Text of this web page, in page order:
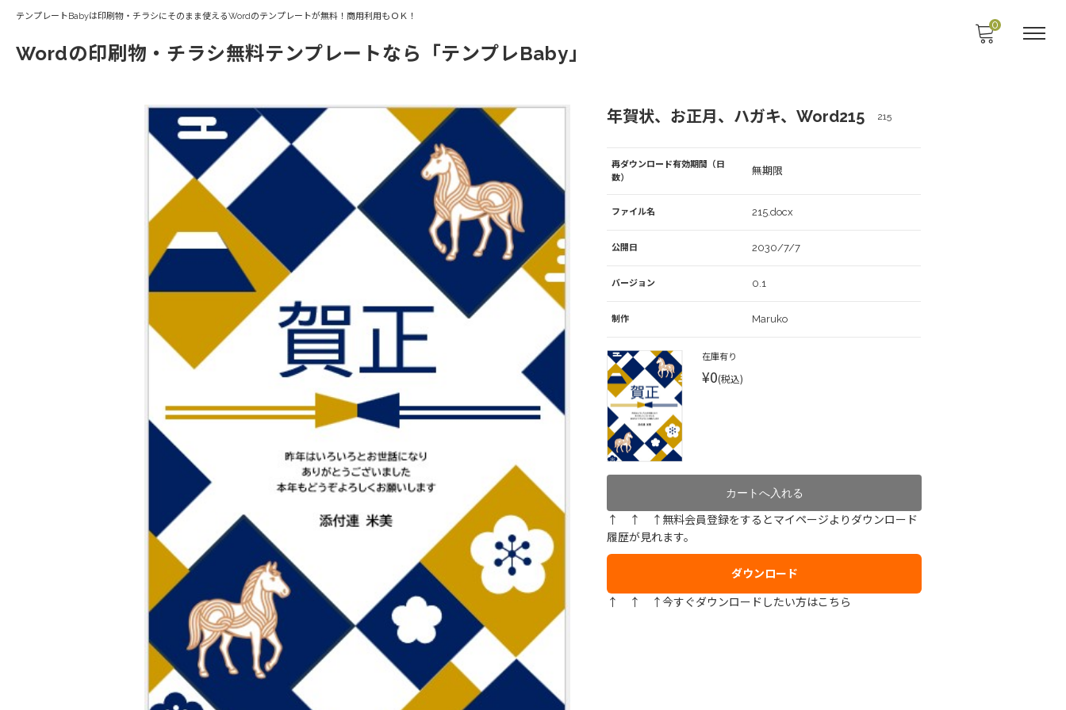
テンプレートBabyは印刷物・チラシにそのまま使えるWordのテンプレートが無料！商用利用もＯＫ！
Wordの印刷物・チラシ無料テンプレートなら「テンプレBaby」
0
年賀状、お正月、ハガキ、Word215 215
再ダウンロード有効期間（日
数）
無期限
ファイル名 215.docx
公開日 2030/7/7
バージョン 0.1
制作 Maruko
在庫有り
¥0(税込)
↑ ↑ ↑無料会員登録をするとマイページよりダウンロード
履歴が見れます。
ダウンロード
↑ ↑ ↑今すぐダウンロードしたい方はこちら